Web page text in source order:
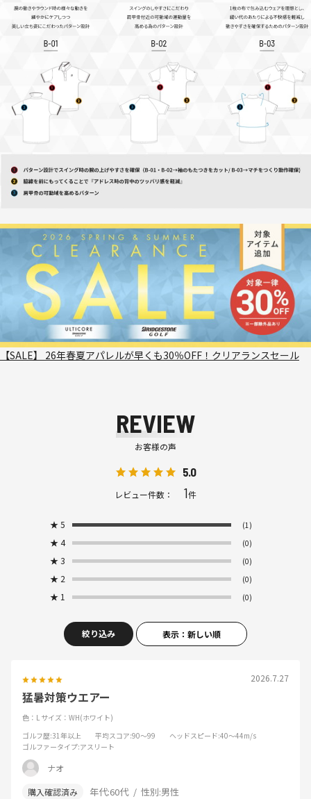
【SALE】 26年春夏アパレルが早くも30％OFF！クリアランスセール
REVIEW
お客様の声
5.0
レビュー件数： 1件
★ 5 (1)
★ 4 (0)
★ 3 (0)
★ 2 (0)
★ 1 (0)
絞り込み 表示：新しい順
2026.7.27
猛暑対策ウエアー
色：L サイズ：WH(ホワイト)
ゴルフ歴:31年以上 平均スコア:90～99 ヘッドスピード:40～44m/s
ゴルファータイプ:アスリート
ナオ
年代:60代 性別:男性